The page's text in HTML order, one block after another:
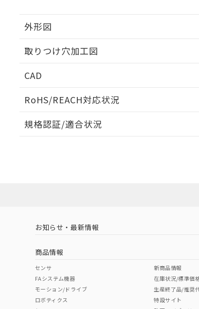
外形図
取りつけ穴加工図
CAD
RoHS/REACH対応状況
EU RoHS 注意事項・凡例
中国 RoHS 注意事項・凡例
中国 RoHS表
Pb Hg
規格認証/適合状況
お知らせ・最新情報
商品情報
センサ
FAシステム機器
モーション/ドライブ
ロボティクス
新商品情報
在庫状況/標準価
生産終了品/推奨
特設サイト